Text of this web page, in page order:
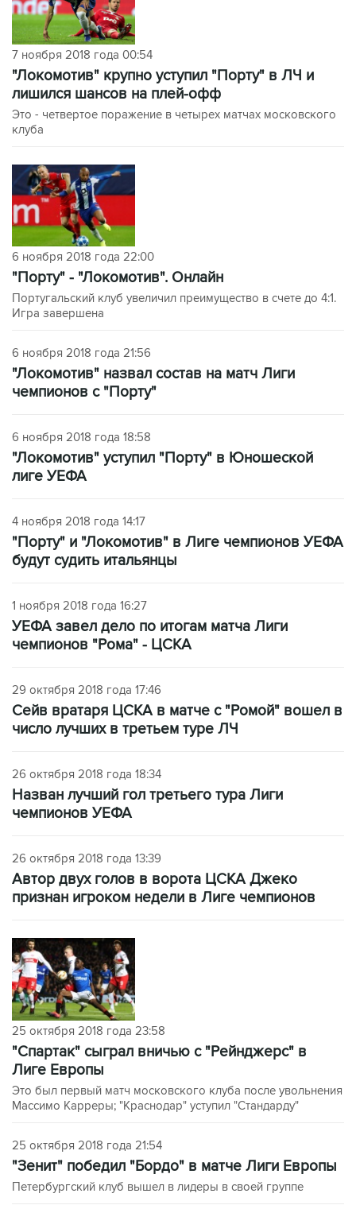
7 ноября 2018 года 00:54
"Локомотив" крупно уступил "Порту" в ЛЧ и
лишился шансов на плей-офф
Это - четвертое поражение в четырех матчах московского
клуба
6 ноября 2018 года 22:00
"Порту" - "Локомотив". Онлайн
Португальский клуб увеличил преимущество в счете до 4:1.
Игра завершена
6 ноября 2018 года 21:56
"Локомотив" назвал состав на матч Лиги
чемпионов с "Порту"
6 ноября 2018 года 18:58
"Локомотив" уступил "Порту" в Юношеской
лиге УЕФА
4 ноября 2018 года 14:17
"Порту" и "Локомотив" в Лиге чемпионов УЕФА
будут судить итальянцы
1 ноября 2018 года 16:27
УЕФА завел дело по итогам матча Лиги
чемпионов "Рома" - ЦСКА
29 октября 2018 года 17:46
Сейв вратаря ЦСКА в матче с "Ромой" вошел в
число лучших в третьем туре ЛЧ
26 октября 2018 года 18:34
Назван лучший гол третьего тура Лиги
чемпионов УЕФА
26 октября 2018 года 13:39
Автор двух голов в ворота ЦСКА Джеко
признан игроком недели в Лиге чемпионов
25 октября 2018 года 23:58
"Спартак" сыграл вничью с "Рейнджерс" в
Лиге Европы
Это был первый матч московского клуба после увольнения
Массимо Карреры; "Краснодар" уступил "Стандарду"
25 октября 2018 года 21:54
"Зенит" победил "Бордо" в матче Лиги Европы
Петербургский клуб вышел в лидеры в своей группе